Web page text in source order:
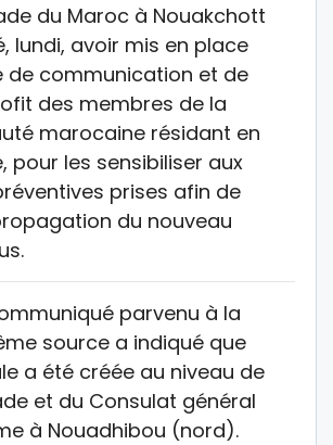
du Maroc à Nouakchott
lundi, avoir mis en place
de communication et de
des membres de la
marocaine résidant en
pour les sensibiliser aux
prises afin de
du nouveau
parvenu à la
source a indiqué que
a été créée au niveau de
et du Consulat général
à Nouadhibou (nord).